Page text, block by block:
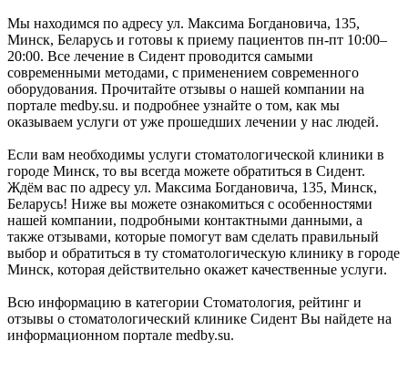
Мы находимся по адресу ул. Максима Богдановича, 135,
Минск, Беларусь и готовы к приему пациентов пн-пт 10:00–
20:00. Все лечение в Сидент проводится самыми
современными методами, с применением современного
оборудования. Прочитайте отзывы о нашей компании на
портале medby.su. и подробнее узнайте о том, как мы
оказываем услуги от уже прошедших лечении у нас людей.
Если вам необходимы услуги стоматологической клиники в
городе Минск, то вы всегда можете обратиться в Сидент.
Ждём вас по адресу ул. Максима Богдановича, 135, Минск,
Беларусь! Ниже вы можете ознакомиться с особенностями
нашей компании, подробными контактными данными, а
также отзывами, которые помогут вам сделать правильный
выбор и обратиться в ту стоматологическую клинику в городе
Минск, которая действительно окажет качественные услуги.
Всю информацию в категории Стоматология, рейтинг и
отзывы о стоматологический клинике Сидент Вы найдете на
информационном портале medby.su.